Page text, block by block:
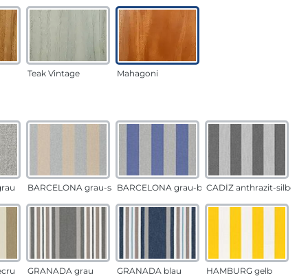
Teak Vintage Mahagoni
BARCELONA grau-sandBARCELONA grau-blauCADÍZ anthrazit-silber
GRANADA grau GRANADA blau HAMBURG gelb